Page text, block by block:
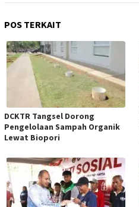
POS TERKAIT
DCKTR Tangsel Dorong
Pengelolaan Sampah Organik
Lewat Biopori